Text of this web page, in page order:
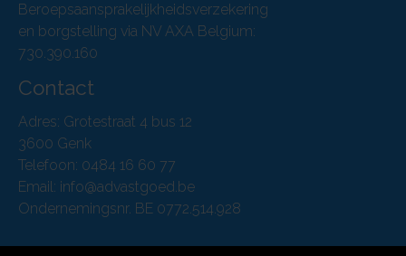
Beroepsaansprakelijkheidsverzekering
en borgstelling via NV AXA Belgium:
730.390.160
Contact
Adres: Grotestraat 4 bus 12
3600 Genk
Telefoon: 0484 16 60 77
Email: info@advastgoed.be
Ondernemingsnr. BE 0772.514.928